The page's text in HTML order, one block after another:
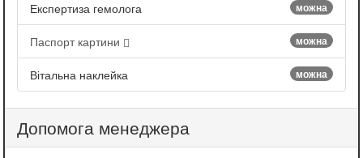
можна
Експертиза гемолога
можна
Паспорт картини
можна
Вітальна наклейка
Допомога менеджера